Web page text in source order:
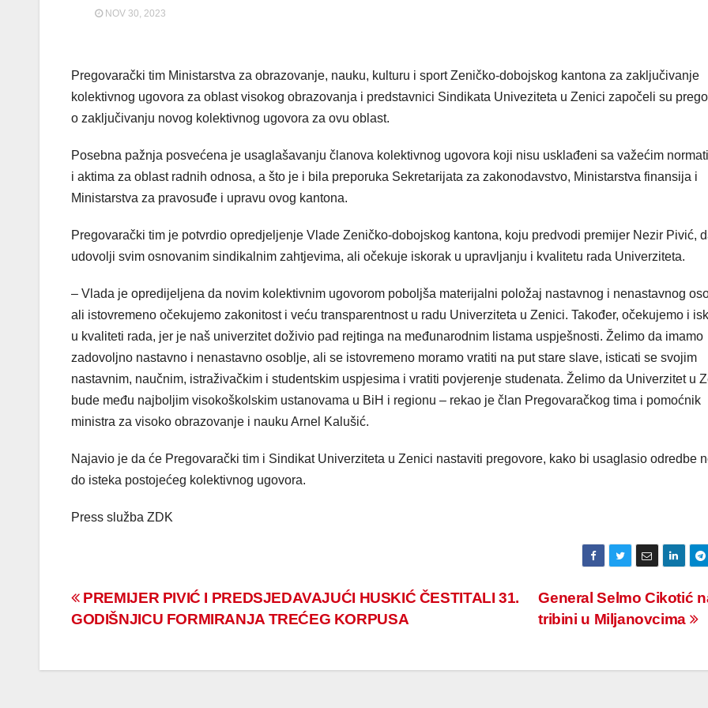
NOV 30, 2023
Pregovarački tim Ministarstva za obrazovanje, nauku, kulturu i sport Zeničko-dobojskog kantona za zaključivanje
kolektivnog ugovora za oblast visokog obrazovanja i predstavnici Sindikata Univeziteta u Zenici započeli su
o zaključivanju novog kolektivnog ugovora za ovu oblast.
Posebna pažnja posvećena je usaglašavanju članova kolektivnog ugovora koji nisu usklađeni sa važećim
i aktima za oblast radnih odnosa, a što je i bila preporuka Sekretarijata za zakonodavstvo, Ministarstva finansija i
Ministarstva za pravosuđe i upravu ovog kantona.
Pregovarački tim je potvrdio opredjeljenje Vlade Zeničko-dobojskog kantona, koju predvodi premijer Nezir Pivić,
udovolji svim osnovanim sindikalnim zahtjevima, ali očekuje iskorak u upravljanju i kvalitetu rada Univerziteta.
– Vlada je opredijeljena da novim kolektivnim ugovorom poboljša materijalni položaj nastavnog i nenastavnog
ali istovremeno očekujemo zakonitost i veću transparentnost u radu Univerziteta u Zenici. Također, očekujemo i
u kvaliteti rada, jer je naš univerzitet doživio pad rejtinga na međunarodnim listama uspješnosti. Želimo da imamo
zadovoljno nastavno i nenastavno osoblje, ali se istovremeno moramo vratiti na put stare slave, isticati se svojim
nastavnim, naučnim, istraživačkim i studentskim uspjesima i vratiti povjerenje studenata. Želimo da Univerzitet u
bude među najboljim visokoškolskim ustanovama u BiH i regionu – rekao je član Pregovaračkog tima i pomoćnik
ministra za visoko obrazovanje i nauku Arnel Kalušić.
Najavio je da će Pregovarački tim i Sindikat Univerziteta u Zenici nastaviti pregovore, kako bi usaglasio odredbe
do isteka postojećeg kolektivnog ugovora.
Press služba ZDK
Navigacija
General Selmo Cikotić
tribini u Miljanovcima
PREMIJER PIVIĆ I PREDSJEDAVAJUĆI HUSKIĆ ČESTITALI 31.
GODIŠNJICU FORMIRANJA TREĆEG KORPUSA